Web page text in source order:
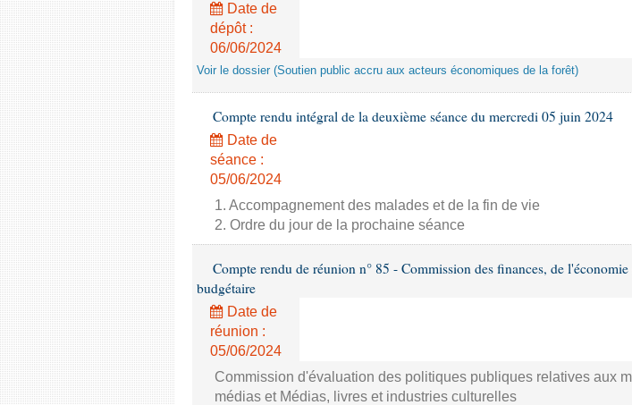
Date de
dépôt :
06/06/2024
Voir le dossier (Soutien public accru aux acteurs économiques de la forêt)
Compte rendu intégral de la deuxième séance du mercredi 05 juin 2024
Date de
séance :
05/06/2024
1. Accompagnement des malades et de la fin de vie
2. Ordre du jour de la prochaine séance
Compte rendu de réunion n° 85 - Commission des finances, de
budgétaire
Date de
réunion :
05/06/2024
Commission d'évaluation des politiques publiques relatives aux
médias et Médias, livres et industries culturelles